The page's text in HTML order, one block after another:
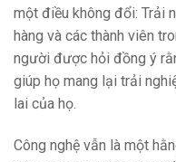
một điều không đổi: Trải
hàng và các thành viên
người được hỏi đồng ý
giúp họ mang lại trải
lai của họ.
Công nghệ vẫn là một